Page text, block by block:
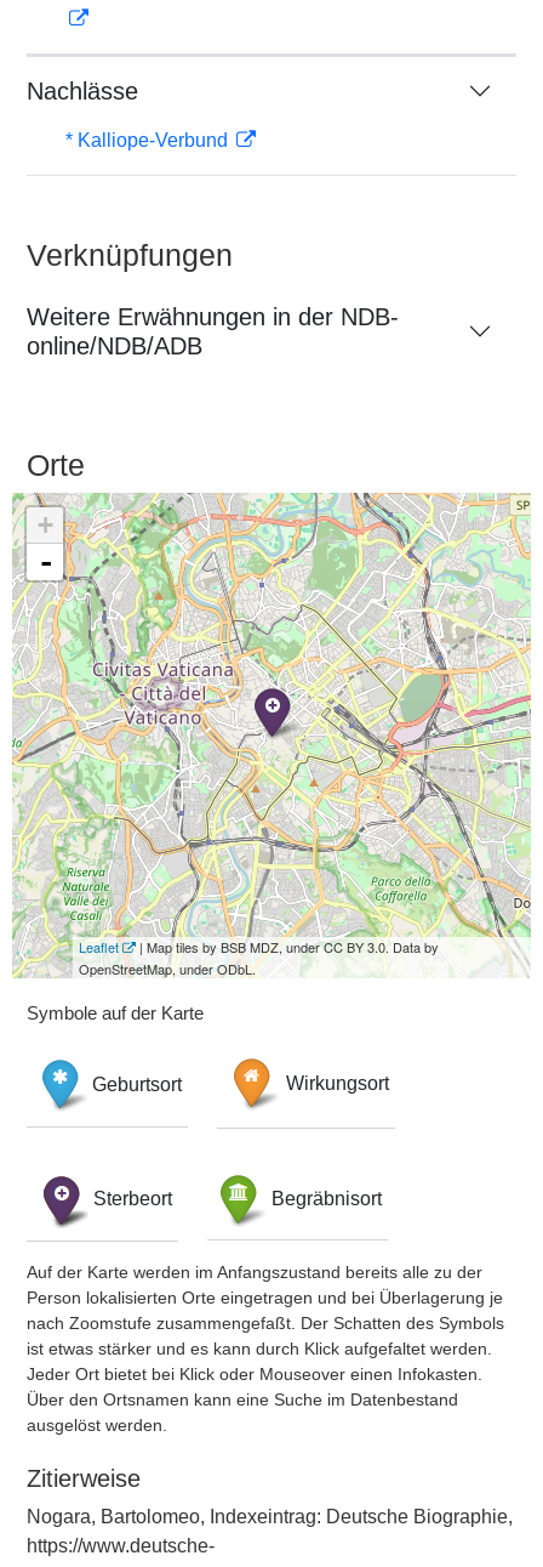
Nachlässe
* Kalliope-Verbund
Verknüpfungen
Weitere Erwähnungen in der NDB-
online/NDB/ADB
Orte
+
-
Leaflet
| Map tiles by BSB MDZ, under CC BY 3.0. Data by
OpenStreetMap, under ODbL.
Symbole auf der Karte
Geburtsort Wirkungsort
Sterbeort Begräbnisort
Auf der Karte werden im Anfangszustand bereits alle zu der
Person lokalisierten Orte eingetragen und bei Überlagerung je
nach Zoomstufe zusammengefaßt. Der Schatten des Symbols
ist etwas stärker und es kann durch Klick aufgefaltet werden.
Jeder Ort bietet bei Klick oder Mouseover einen Infokasten.
Über den Ortsnamen kann eine Suche im Datenbestand
ausgelöst werden.
Zitierweise
Nogara, Bartolomeo, Indexeintrag: Deutsche Biographie,
https://www.deutsche-